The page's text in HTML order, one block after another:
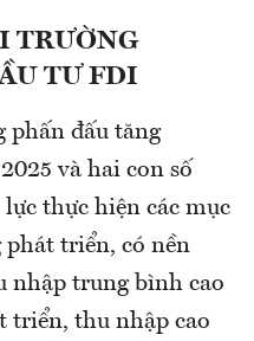
TRƯỜNG
TƯ FDI
phấn đấu tăng
và hai con số
thực hiện các mục
triển, có nền
nhập trung bình cao
triển, thu nhập cao